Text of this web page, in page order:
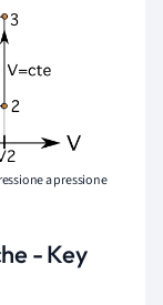
a pressione
- Key